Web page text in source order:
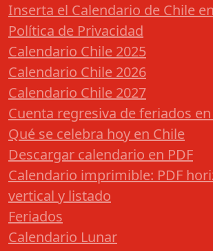
Inserta el Calendario de Chile
Política de Privacidad
Calendario Chile 2025
Calendario Chile 2026
Calendario Chile 2027
Cuenta regresiva de feriados
Qué se celebra hoy en Chile
Descargar calendario en PDF
Calendario imprimible: PDF
vertical y listado
Feriados
Calendario Lunar